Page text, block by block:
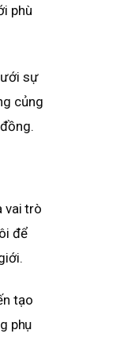
phù
sự
củng
vai trò
để
tạo
phụ